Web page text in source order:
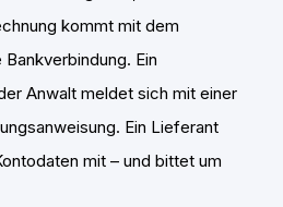
kommt mit dem
Ein
Anwalt meldet sich mit einer
Ein Lieferant
mit – und bittet um